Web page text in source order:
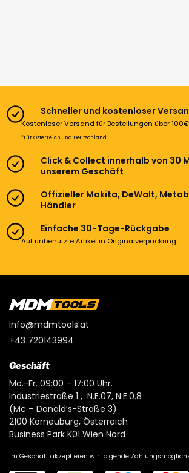
Schneller und kostenloser
Kostenloser Versand für Bestellungen über 100€
*Für Österreich und Deutschland
Click & Collect innerhalb von 30
unserem Geschäft
Offizieller Makita, DeWalt,
Händler
Einfache 30-Tage-Rückgabe
Auf unbenutzte Artikel in Originalverpackung
info@mdmtools.at
+43 720143994
Geschäft
Mo.-Fr. 09:00 – 17:00 Uhr.
Industriestraße 1 , N.E.07, N.E.0.8
(Mc – Donald’s-Straße 3)
2100 Korneuburg, Österreich
Business Park K01 Wien Nord
Im Geschäft akzeptieren wir folgende